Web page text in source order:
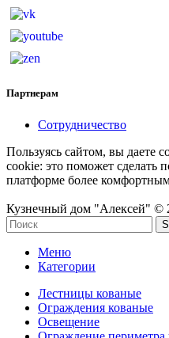
Партнерам
Сотрудничество
Пользуясь сайтом, вы даете
cookie: это поможет сделать
платформе более
Кузнечный дом "Алексей" ©
Меню
Категории
Лестницы кованые
Ограждения кованые
Освещение